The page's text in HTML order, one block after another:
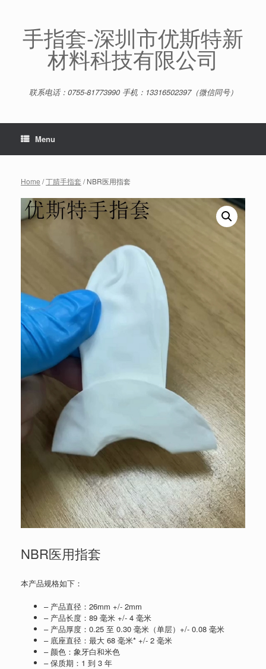
content手指套-深圳市优斯特新
材料科技有限公司
联系电话：0755-81773990 手机：13316502397（微信同号）
Menu
Home /丁腈手指套 / NBR医用指套
NBR医用指套
本产品规格如下：
– 产品直径：26mm +/- 2mm
– 产品长度：89 毫米 +/- 4 毫米
– 产品厚度：0.25 至 0.30 毫米（单层）+/- 0.08 毫米
– 底座直径：最大 68 毫米* +/- 2 毫米
– 颜色：象牙白和米色
– 保质期：1 到 3 年